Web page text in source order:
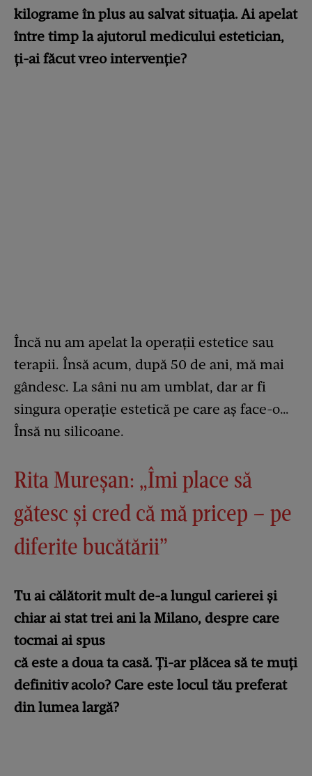
kilograme în plus au salvat situația. Ai apelat
între timp la ajutorul medicului estetician,
ți-ai făcut vreo intervenție?
Încă nu am apelat la operații estetice sau
terapii. Însă acum, după 50 de ani, mă mai
gândesc. La sâni nu am umblat, dar ar fi
singura operație estetică pe care aș face-o…
Însă nu silicoane.
Rita Mureșan: „Îmi place să
gătesc și cred că mă pricep – pe
diferite bucătării”
Tu ai călătorit mult de-a lungul carierei și
chiar ai stat trei ani la Milano, despre care
tocmai ai spus
că este a doua ta casă. Ți-ar plăcea să te muți
definitiv acolo? Care este locul tău preferat
din lumea largă?